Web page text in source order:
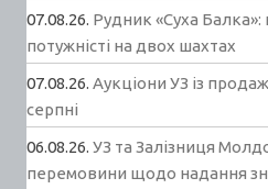
07.08.26. Рудник «Суха Балка»:
потужністі на двох шахтах
07.08.26. Аукціони УЗ із
серпні
06.08.26. УЗ та Залізниця
перемовини щодо надання